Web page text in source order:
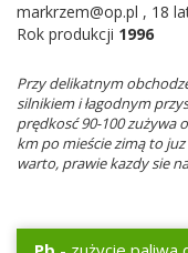
markrzem@op.pl , 18
Rok produkcji 1996
Przy delikatnym
silnikiem i łagodnym
prędkosć 90-100 zużywa
km po mieście zimą to
warto, prawie kazdy sie